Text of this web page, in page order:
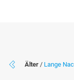
Älter / Lange